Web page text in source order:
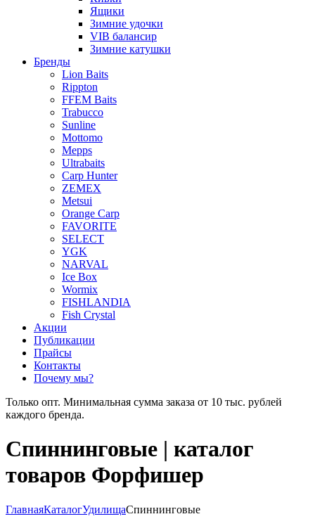
Ящики
Зимние удочки
VIB балансир
Зимние катушки
Бренды
Lion Baits
Rippton
FFEM Baits
Trabucco
Sunline
Mottomo
Mepps
Ultrabaits
Carp Hunter
ZEMEX
Metsui
Orange Carp
FAVORITE
SELECT
YGK
NARVAL
Ice Box
Wormix
FISHLANDIA
Fish Crystal
Акции
Публикации
Прайсы
Контакты
Почему мы?
Только опт. Минимальная сумма заказа от 10 тыс. рублей
каждого бренда.
Спиннинговые | каталог
товаров Форфишер
ГлавнаяКаталогУдилищаСпиннинговые